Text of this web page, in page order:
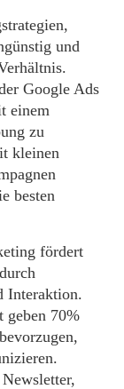
und
Google Ads
einem
zu
kleinen
besten
fördert
Interaktion.
geben 70%